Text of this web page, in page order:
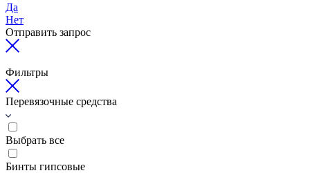
Да
Нет
Отправить запрос
Фильтры
Перевязочные средства
Выбрать все
Бинты гипсовые